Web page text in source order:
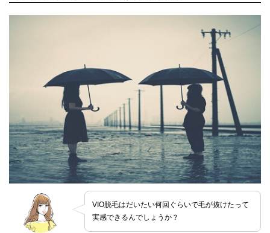
VIO脱毛はだいたい何回ぐらいで毛が抜けたって
実感できるんでしょうか？